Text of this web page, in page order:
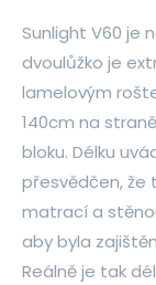
Sunlight V60 je
dvoulůžko je
lamelovým
140cm na
bloku. Délku
přesvědčen, že
matrací a
aby byla
Reálně je tak